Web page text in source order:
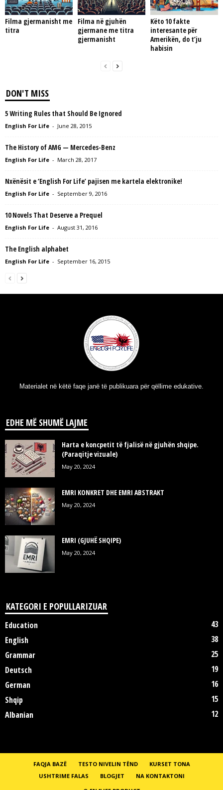
Filma gjermanisht me
titra
Filma në gjuhën
gjermane me titra
gjermanisht
Këto 10 fakte
interesante për
Amerikën, do t’ju
habisin
DON'T MISS
5 Writing Rules that Should Be Ignored
English For Life - June 28, 2015
The History of AMG — Mercedes-Benz
English For Life - March 28, 2017
Nxënësit e ‘English For Life’ pajisen me kartela elektronike!
English For Life - September 9, 2016
10 Novels That Deserve a Prequel
English For Life - August 31, 2016
The English alphabet
English For Life - September 16, 2015
Materialet në këtë faqe janë të publikuara për qëllime edukative.
EDHE MË SHUMË LAJME
Harta e koncpetit të fjalisë në gjuhën shqipe.
(Paraqitje vizuale)
May 20, 2024
EMRI KONKRET DHE EMRI ABSTRAKT
May 20, 2024
EMRI (GJUHË SHQIPE)
May 20, 2024
KATEGORI E POPULLARIZUAR
Education
43
English
38
Grammar
25
Deutsch
19
German
16
Shqip
15
Albanian
12
FAQJA BAZË TESTO NIVELIN TËND
KURSET TONA
USHTRIME FALAS
BLOGJET
NA KONTAKTONI